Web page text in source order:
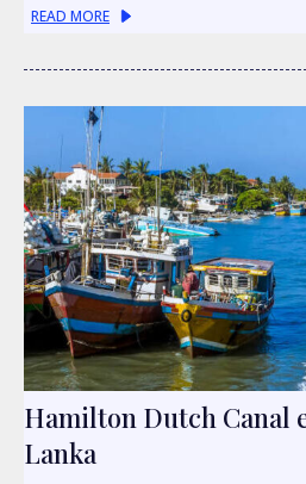
READ MORE
Hamilton Dutch Canal
Lanka